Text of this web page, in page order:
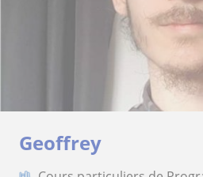
Geoffrey